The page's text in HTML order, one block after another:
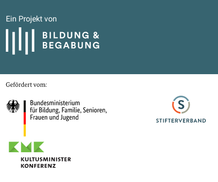
Ein Projekt von
Bildung und Begabung
Gefördert von
Bundesministerium für Bildung, Familie, Senioren, Frauen und Jugend
Stifterverband
Kultusministerkonferenz